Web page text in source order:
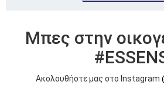
Μπες στην
Ακολουθήστε μας στο Instagram